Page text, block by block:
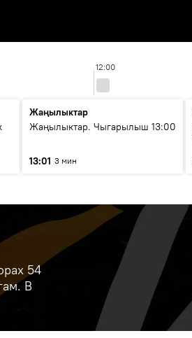
12:00
Жаңылыктар
Жаңылыктар. Чыгарылыш 13:00
13:01 3 мин
54
В